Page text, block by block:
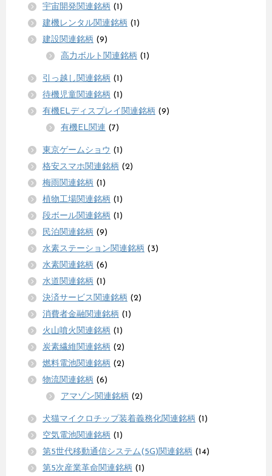
宇宙開発関連銘柄 (1)
建機レンタル関連銘柄 (1)
建設関連銘柄 (9)
高力ボルト関連銘柄 (1)
引っ越し関連銘柄 (1)
待機児童関連銘柄 (1)
有機ELディスプレイ関連銘柄 (9)
有機EL関連 (7)
東京ゲームショウ (1)
格安スマホ関連銘柄 (2)
梅雨関連銘柄 (1)
植物工場関連銘柄 (1)
段ボール関連銘柄 (1)
民泊関連銘柄 (9)
水素ステーション関連銘柄 (3)
水素関連銘柄 (6)
水道関連銘柄 (1)
決済サービス関連銘柄 (2)
消費者金融関連銘柄 (1)
火山噴火関連銘柄 (1)
炭素繊維関連銘柄 (2)
燃料電池関連銘柄 (2)
物流関連銘柄 (6)
アマゾン関連銘柄 (2)
犬猫マイクロチップ装着義務化関連銘柄 (1)
空気電池関連銘柄 (1)
第5世代移動通信システム(5G)関連銘柄 (14)
第5次産業革命関連銘柄 (1)